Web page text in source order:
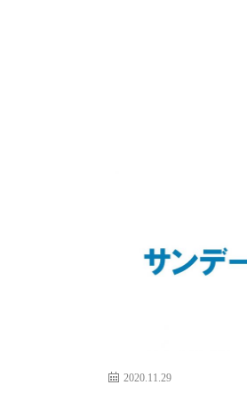
2020.11.29